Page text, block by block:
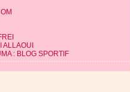
ALLAOUI
: BLOG SPORTIF